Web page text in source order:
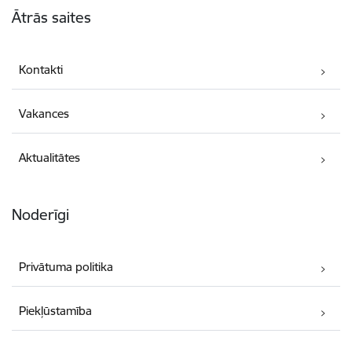
Ātrās saites
Kontakti
Vakances
Aktualitātes
Noderīgi
Privātuma politika
Piekļūstamība